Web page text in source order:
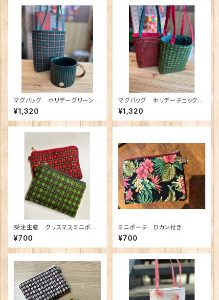
マグバッグ ホリデーグリーンチ
ェックトートゴールドライン 御
朱印バッグ
¥1,320
マグバッグ ホリデーチェックト
ート 御朱印バッグ
¥1,320
受注生産 クリスマスミニポー
チ Dカン付き
¥700
ミニポーチ Dカン付き
¥700